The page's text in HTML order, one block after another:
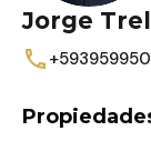
Jorge